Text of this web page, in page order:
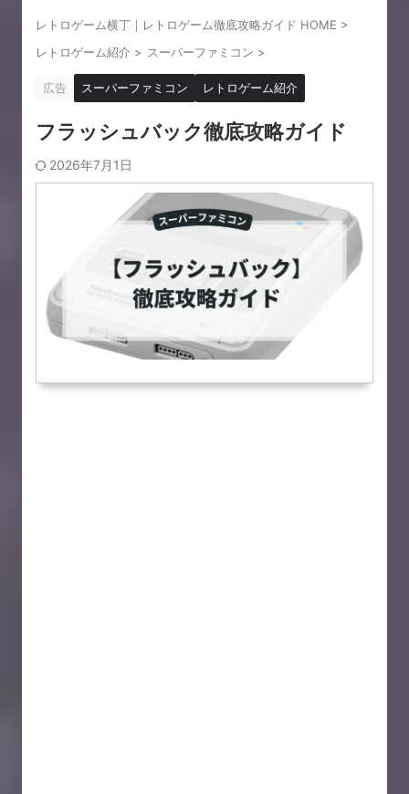
レトロゲーム横丁｜レトロゲーム徹底攻略ガイド HOME >
レトロゲーム紹介 > スーパーファミコン >
広告 スーパーファミコン レトロゲーム紹介
フラッシュバック徹底攻略ガイド
2026年7月1日